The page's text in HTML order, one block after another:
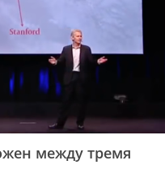
между тремя